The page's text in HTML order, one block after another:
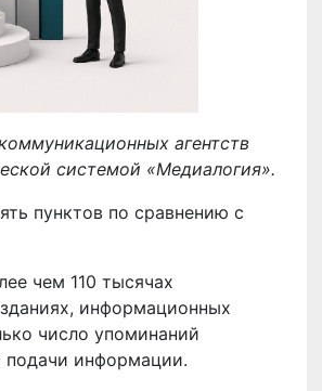
агентств
системой «Медиалогия».
пунктов по сравнению с
чем 110 тысячах
информационных
число упоминаний
подачи информации.